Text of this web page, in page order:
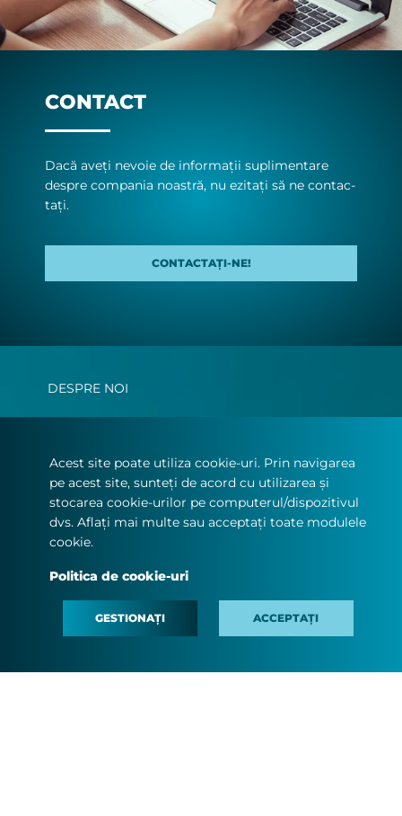
CONTACT
Da­că aveți ne­vo­ie de in­for­ma­ții su­pli­men­ta­re
des­pre com­pa­nia noas­tră, nu ezi­tați să ne con­tac­
tați.
CONTACTAȚI-NE!
DESPRE NOI
PRODUSE
INFO CLIENTI
MEDIA
CONTACT
#MINDTHEFYOUTURE
Acest site poate utiliza cookie-uri. Prin navigarea
pe acest site, sunteți de acord cu utilizarea și
stocarea cookie-urilor pe computerul/dispozitivul
dvs. Aflați mai multe sau acceptați toate modulele
cookie.
Politica de cookie-uri
GESTIONAȚI ACCEPTAȚI